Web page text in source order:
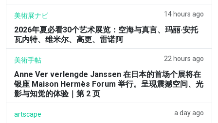
美術展ナビ 14 hours ago
2026年夏必看30个艺术展览：空海与真言、玛丽·安托
瓦内特、维米尔、高更、雷诺阿
美術手帖 22 hours ago
Anne Ver verlengde Janssen 在日本的首场个展将在
银座 Maison Hermès Forum 举行。呈现震撼空间、光
影与知觉的体验｜第 2 页
artscape a day ago